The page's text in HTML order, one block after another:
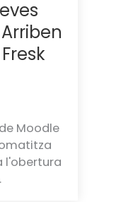
Moodle
l'obertura